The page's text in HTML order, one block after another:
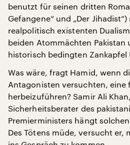
benutzt für seinen dritten
Gefangene“ und „Der
realpolitisch existenten
beiden Atommächten Pakistan
historisch bedingten Zankapfel
Was wäre, fragt Hamid, wenn
Antagonisten versuchten, eine
herbeizuführen? Samir Ali
Sicherheitsberater des
Premierministers hängt
Des Tötens müde, versucht er,